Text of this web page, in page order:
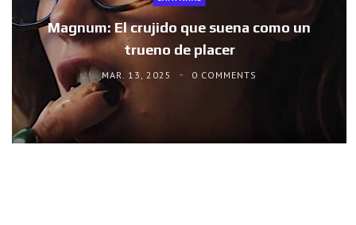
Magnum: El crujido que suena como un
trueno de placer
MAR. 13, 2025 0 COMMENTS